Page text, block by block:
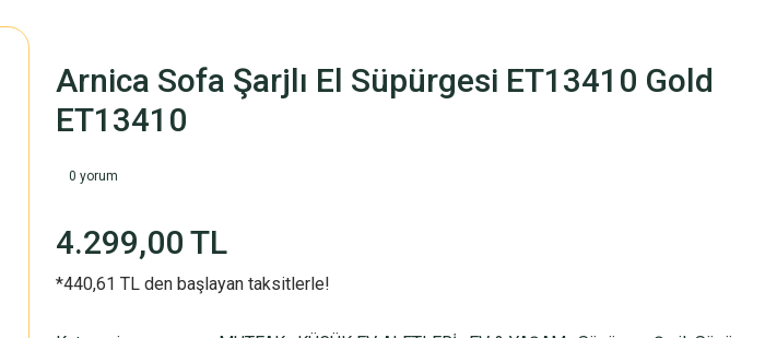
Arnica Sofa Şarjlı El Süpürgesi ET13410 Gold
ET13410
0 yorum
4.299,00 TL
*440,61 TL den başlayan taksitlerle!